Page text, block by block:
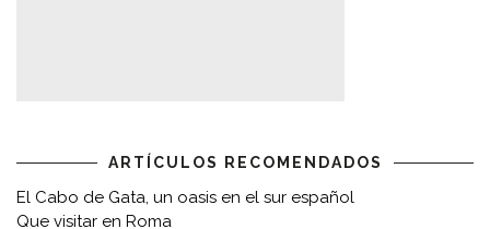
ARTÍCULOS RECOMENDADOS
El Cabo de Gata, un oasis en el sur español
Que visitar en Roma